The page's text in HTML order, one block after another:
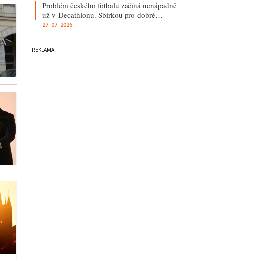
Problém českého fotbalu začíná nenápadně
už v Decathlonu. Sbírkou pro dobré…
27. 07. 2026